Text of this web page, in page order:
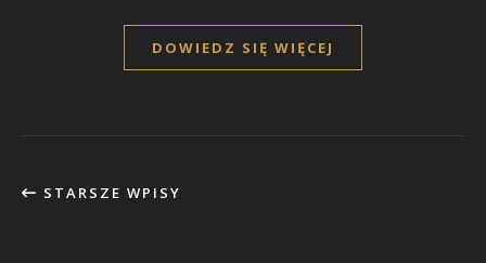
DOWIEDZ SIĘ WIĘCEJ
STARSZE WPISY